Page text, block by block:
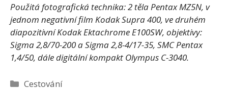
Použitá fotografická technika: 2 těla Pentax MZ5N, v
jednom negativní film Kodak Supra 400, ve druhém
diapozitivní Kodak Ektachrome E100SW, objektivy:
Sigma 2,8/70-200 a Sigma 2,8-4/17-35, SMC Pentax
1,4/50, dále digitální kompakt Olympus C-3040.
Rubriky
Cestování